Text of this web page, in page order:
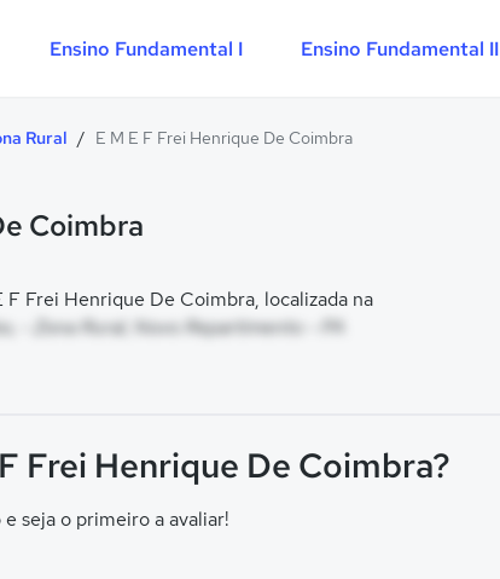
Ensino Fundamental I Ensino Fundamental II
Rural / E M E F Frei Henrique De Coimbra
Coimbra
Frei Henrique De Coimbra, localizada na
- Zona Rural, Novo Repartimento - PA
Frei Henrique De Coimbra?
seja o primeiro a avaliar!